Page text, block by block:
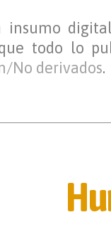
insumo
todo lo
No derivados.